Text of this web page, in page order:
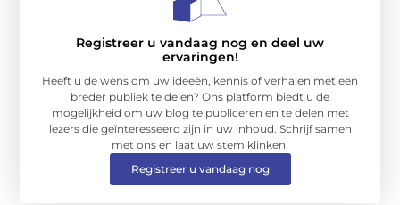
Registreer u vandaag nog en deel uw
ervaringen!
Heeft u de wens om uw ideeën, kennis of verhalen met een
breder publiek te delen? Ons platform biedt u de
mogelijkheid om uw blog te publiceren en te delen met
lezers die geïnteresseerd zijn in uw inhoud. Schrijf samen
met ons en laat uw stem klinken!
Registreer u vandaag nog